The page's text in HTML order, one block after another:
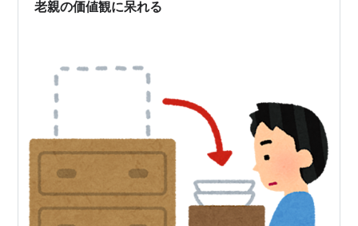
老親の価値観に呆れる